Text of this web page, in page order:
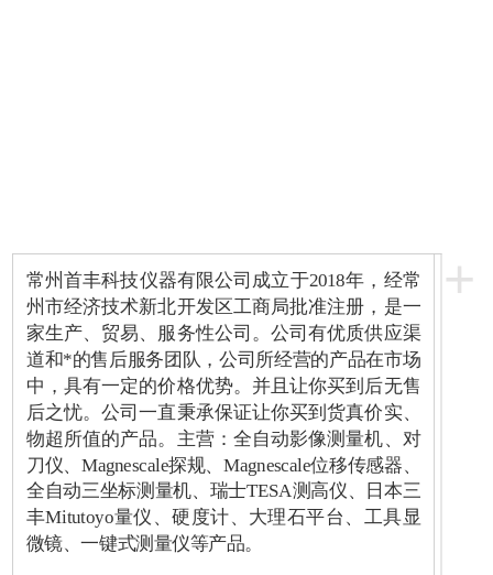
+
常州首丰科技仪器有限公司成立于2018年，经常
州市经济技术新北开发区工商局批准注册，是一
家生产、贸易、服务性公司。公司有优质供应渠
道和*的售后服务团队，公司所经营的产品在市场
中，具有一定的价格优势。并且让你买到后无售
后之忧。公司一直秉承保证让你买到货真价实、
物超所值的产品。主营：全自动影像测量机、对
刀仪、Magnescale探规、Magnescale位移传感器、
全自动三坐标测量机、瑞士TESA测高仪、日本三
丰Mitutoyo量仪、硬度计、大理石平台、工具显
微镜、一键式测量仪等产品。